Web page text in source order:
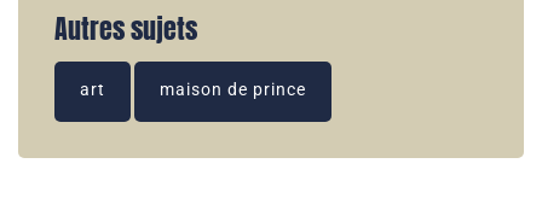
Autres sujets
art maison de prince